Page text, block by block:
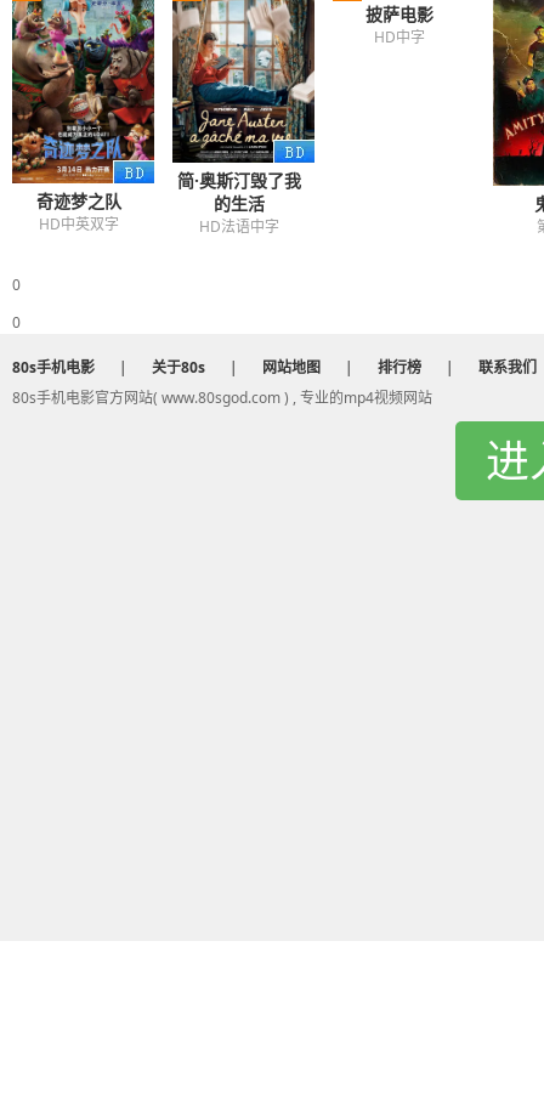
奇迹梦之队
HD中英双字
简·奥斯汀毁了我
的生活
HD法语中字
披萨电影
HD中字
0
0
80s手机电影 | 关于80s | 网站地图 | 排行榜 |
联系我们
80s手机电影官方网站( www.80sgod.com ) , 专业的mp4视频网站
进